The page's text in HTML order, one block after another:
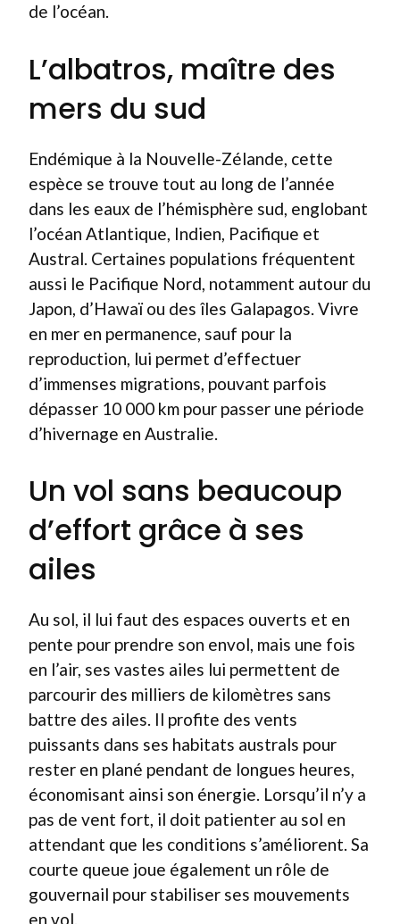
de l’océan.
L’albatros, maître des
mers du sud
Endémique à la Nouvelle-Zélande, cette
espèce se trouve tout au long de l’année
dans les eaux de l’hémisphère sud, englobant
l’océan Atlantique, Indien, Pacifique et
Austral. Certaines populations fréquentent
aussi le Pacifique Nord, notamment autour du
Japon, d’Hawaï ou des îles Galapagos. Vivre
en mer en permanence, sauf pour la
reproduction, lui permet d’effectuer
d’immenses migrations, pouvant parfois
dépasser 10 000 km pour passer une période
d’hivernage en Australie.
Un vol sans beaucoup
d’effort grâce à ses
ailes
Au sol, il lui faut des espaces ouverts et en
pente pour prendre son envol, mais une fois
en l’air, ses vastes ailes lui permettent de
parcourir des milliers de kilomètres sans
battre des ailes. Il profite des vents
puissants dans ses habitats australs pour
rester en plané pendant de longues heures,
économisant ainsi son énergie. Lorsqu’il n’y a
pas de vent fort, il doit patienter au sol en
attendant que les conditions s’améliorent. Sa
courte queue joue également un rôle de
gouvernail pour stabiliser ses mouvements
en vol.